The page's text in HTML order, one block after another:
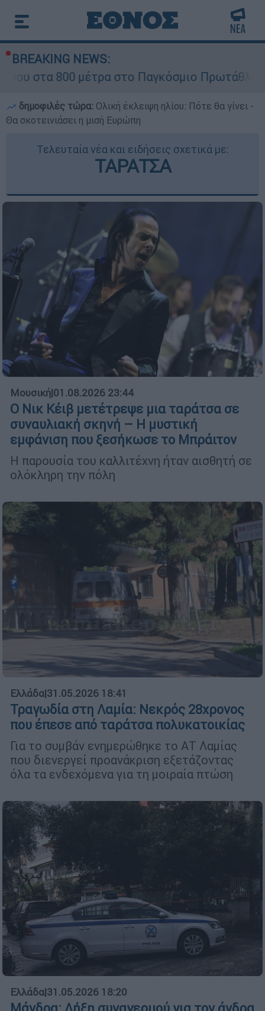
BREAKING NEWS:
στο Παγκόσμιο Πρωτάθλημα Στίβου Κ20
δημοφιλές τώρα: Ολική έκλειψη ηλίου: Πότε θα γίνει -
Θα σκοτεινιάσει η μισή Ευρώπη
Τελευταία νέα και ειδήσεις σχετικά με:
ΤΑΡΑΤΣΑ
Μουσική|01.08.2026 23:44
Ο Νικ Κέιβ μετέτρεψε μια ταράτσα σε
συναυλιακή σκηνή – Η μυστική
εμφάνιση που ξεσήκωσε το Μπράιτον
Η παρουσία του καλλιτέχνη ήταν αισθητή σε
ολόκληρη την πόλη
Ελλάδα|31.05.2026 18:41
Τραγωδία στη Λαμία: Νεκρός 28χρονος
που έπεσε από ταράτσα πολυκατοικίας
Για το συμβάν ενημερώθηκε το ΑΤ Λαμίας
που διενεργεί προανάκριση εξετάζοντας
όλα τα ενδεχόμενα για τη μοιραία πτώση
Ελλάδα|31.05.2026 18:20